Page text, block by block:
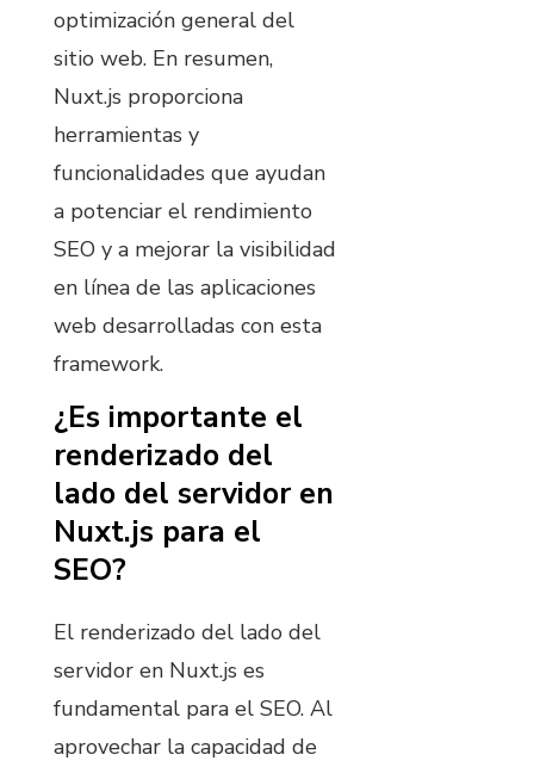
optimización general del
sitio web. En resumen,
Nuxt.js proporciona
herramientas y
funcionalidades que ayudan
a potenciar el rendimiento
SEO y a mejorar la visibilidad
en línea de las aplicaciones
web desarrolladas con esta
framework.
¿Es importante el
renderizado del
lado del servidor en
Nuxt.js para el
SEO?
El renderizado del lado del
servidor en Nuxt.js es
fundamental para el SEO. Al
aprovechar la capacidad de